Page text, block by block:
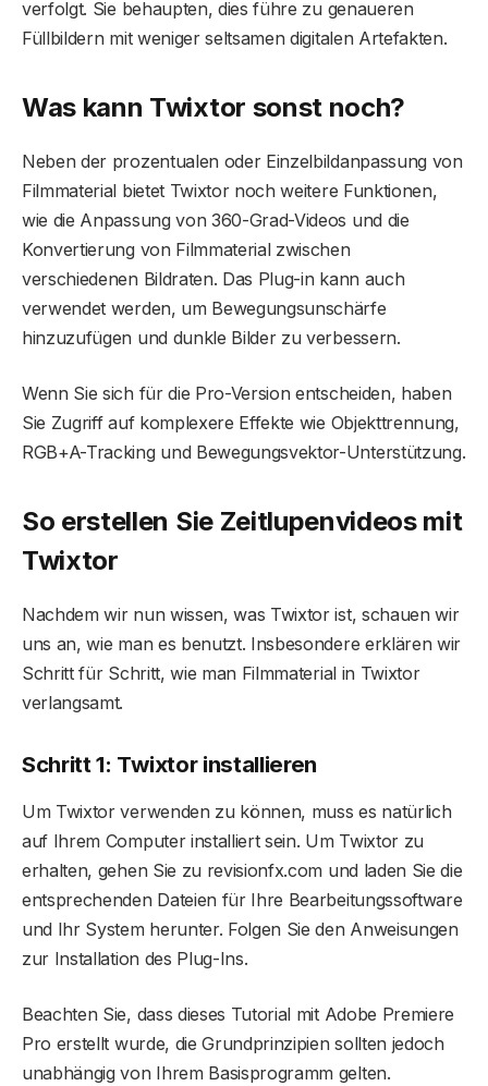
verfolgt. Sie behaupten, dies führe zu genaueren
Füllbildern mit weniger seltsamen digitalen Artefakten.
Was kann Twixtor sonst noch?
Neben der prozentualen oder Einzelbildanpassung von
Filmmaterial bietet Twixtor noch weitere Funktionen,
wie die Anpassung von 360-Grad-Videos und die
Konvertierung von Filmmaterial zwischen
verschiedenen Bildraten. Das Plug-in kann auch
verwendet werden, um Bewegungsunschärfe
hinzuzufügen und dunkle Bilder zu verbessern.
Wenn Sie sich für die Pro-Version entscheiden, haben
Sie Zugriff auf komplexere Effekte wie Objekttrennung,
RGB+A-Tracking und Bewegungsvektor-Unterstützung.
So erstellen Sie Zeitlupenvideos mit
Twixtor
Nachdem wir nun wissen, was Twixtor ist, schauen wir
uns an, wie man es benutzt. Insbesondere erklären wir
Schritt für Schritt, wie man Filmmaterial in Twixtor
verlangsamt.
Schritt 1: Twixtor installieren
Um Twixtor verwenden zu können, muss es natürlich
auf Ihrem Computer installiert sein. Um Twixtor zu
erhalten, gehen Sie zu revisionfx.com und laden Sie die
entsprechenden Dateien für Ihre Bearbeitungssoftware
und Ihr System herunter. Folgen Sie den Anweisungen
zur Installation des Plug-Ins.
Beachten Sie, dass dieses Tutorial mit Adobe Premiere
Pro erstellt wurde, die Grundprinzipien sollten jedoch
unabhängig von Ihrem Basisprogramm gelten.